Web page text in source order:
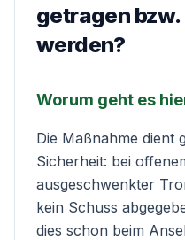
getragen
werden?
Worum geht es
Die Maßnahme dient
Sicherheit: bei
ausgeschwenkter
kein Schuss
dies schon beim